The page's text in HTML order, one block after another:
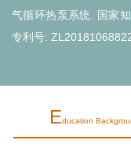
气循环热泵系统. 国家
专利号:
Education